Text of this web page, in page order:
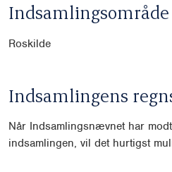
Indsamlingsområde
Roskilde
Indsamlingens
Når Indsamlingsnævnet har
indsamlingen, vil det hurtigst